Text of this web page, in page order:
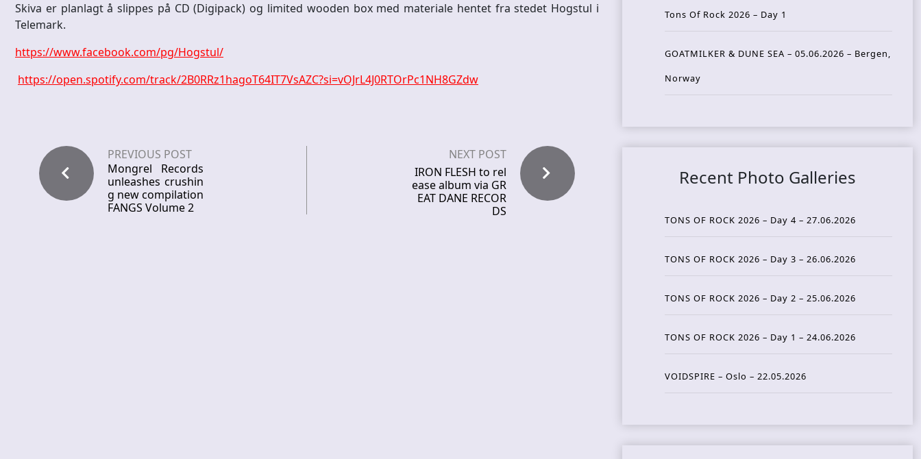
Skiva er planlagt å slippes på CD (Digipack) og limited wooden box med materiale hentet fra stedet Hogstul i
Telemark.
https://www.facebook.com/pg/Hogstul/
https://open.spotify.com/track/2B0RRz1hagoT64IT7VsAZC?si=vOJrL4J0RTOrPc1NH8GZdw
PREVIOUS POST
Mongrel Records
unleashes crushin
g new compilation
FANGS Volume 2
NEXT POST
IRON FLESH to rel
ease album via GR
EAT DANE RECOR
DS
Tons Of Rock 2026 – Day 1
GOATMILKER & DUNE SEA – 05.06.2026 – Bergen,
Norway
Recent Photo Galleries
TONS OF ROCK 2026 – Day 4 – 27.06.2026
TONS OF ROCK 2026 – Day 3 – 26.06.2026
TONS OF ROCK 2026 – Day 2 – 25.06.2026
TONS OF ROCK 2026 – Day 1 – 24.06.2026
VOIDSPIRE – Oslo – 22.05.2026